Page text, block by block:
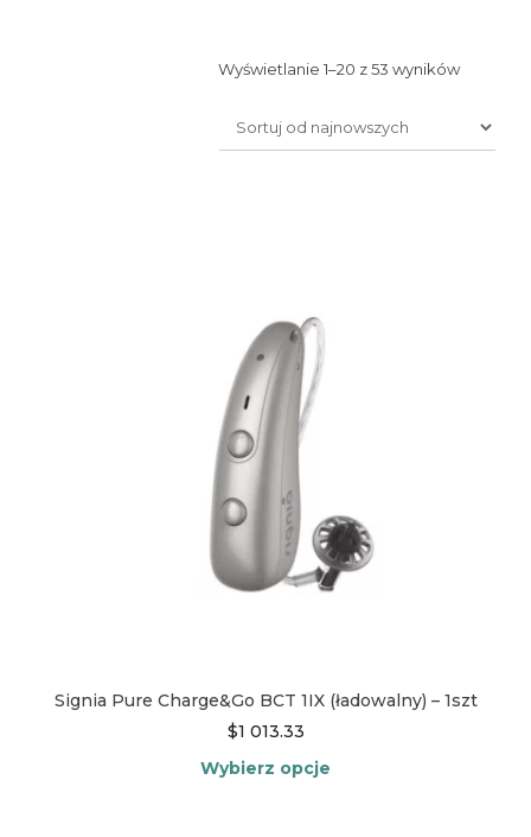
Wyświetlanie 1–20 z 53 wyników
Signia Pure Charge&Go BCT 1IX (ładowalny) – 1szt
$1 013.33
Wybierz opcje